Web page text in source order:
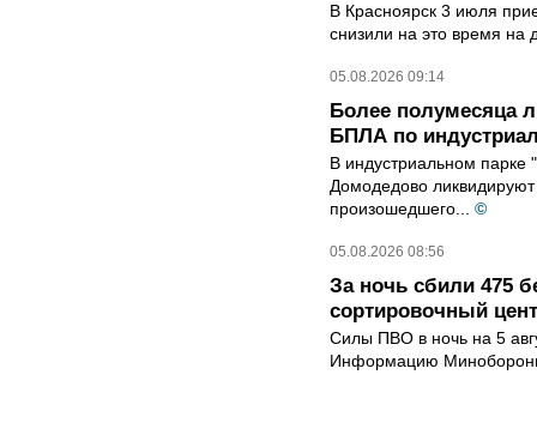
В Красноярск 3 июля
снизили на это время на
05.08.2026 09:14
Более полумесяца
БПЛА по
В индустриальном
Домодедово
произошедшего...
©
05.08.2026 08:56
За ночь сбили 475
сортировочный
Силы ПВО в ночь на 5
Информацию